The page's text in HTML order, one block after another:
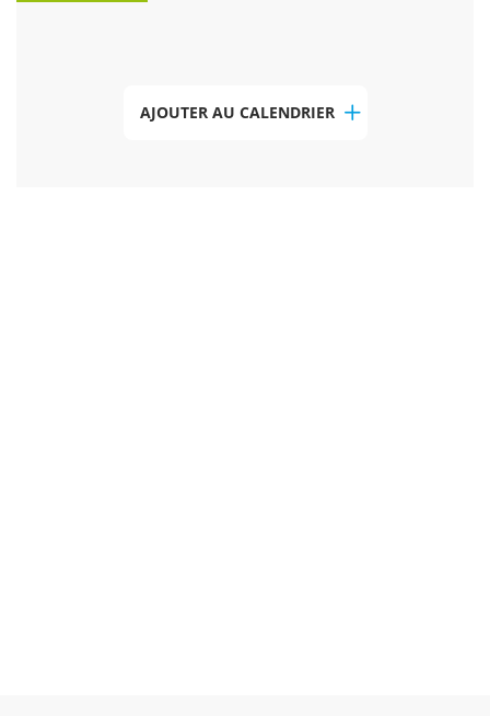
AJOUTER AU CALENDRIER